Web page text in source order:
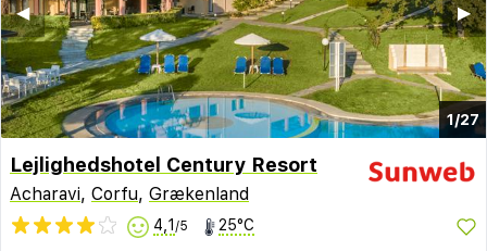
1/27
▶︎
◀︎
Lejlighedshotel Century Resort
Acharavi, Corfu, Grækenland
4,1 /5 25°C